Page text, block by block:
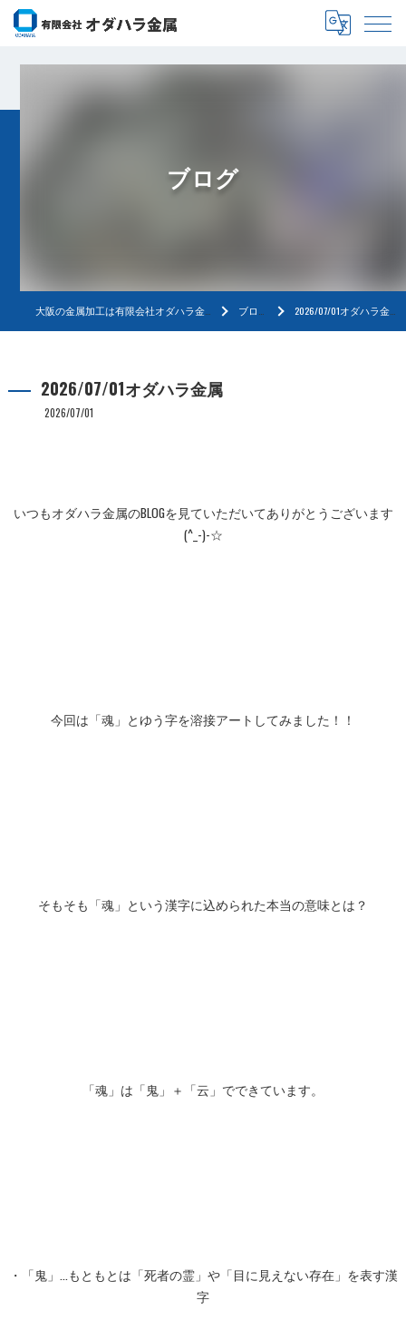
ブログ
大阪の金属加工は有限会社オダハラ金属 ブログ 2026/07/01オダハラ金属
2026/07/01オダハラ金属
2026/07/01
いつもオダハラ金属のBLOGを見ていただいてありがとうございます
(^_-)-☆
今回は「魂」とゆう字を溶接アートしてみました！！
そもそも「魂」という漢字に込められた本当の意味とは？
「魂」は「鬼」＋「云」でできています。
・「鬼」...もともとは「死者の霊」や「目に見えない存在」を表す漢
字